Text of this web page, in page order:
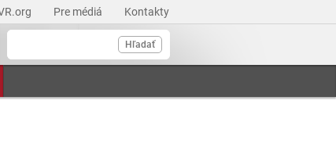
Pre médiá Kontakty
Hľadať